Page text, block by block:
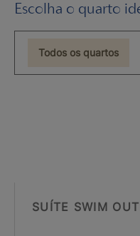
Escolha o quarto
Todos os quartos
SUÍTE SWIM